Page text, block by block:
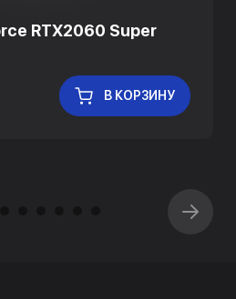
RTX2060 Super
В КОРЗИНУ